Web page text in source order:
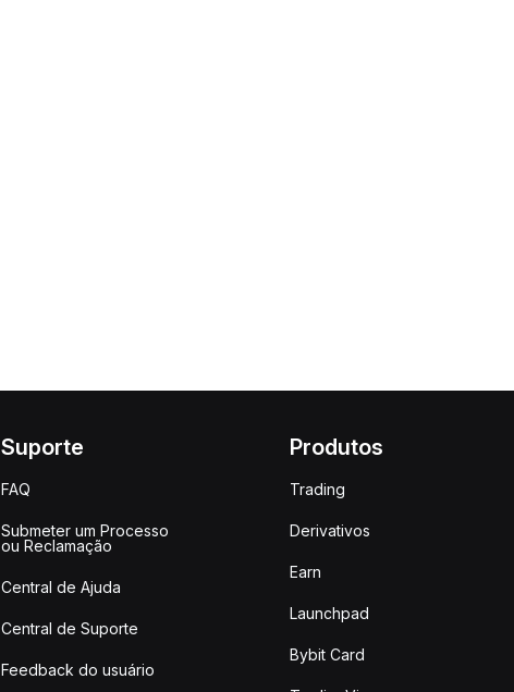
Suporte
FAQ
Submeter um Processo
ou Reclamação
Central de Ajuda
Central de Suporte
Feedback do usuário
Produtos
Trading
Derivativos
Earn
Launchpad
Bybit Card